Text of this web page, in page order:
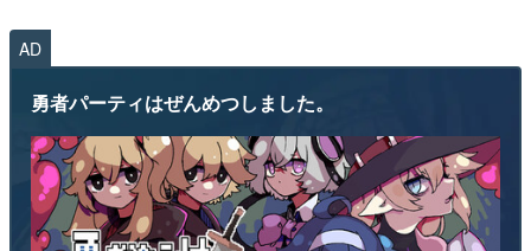
AD
勇者パーティはぜんめつしました。